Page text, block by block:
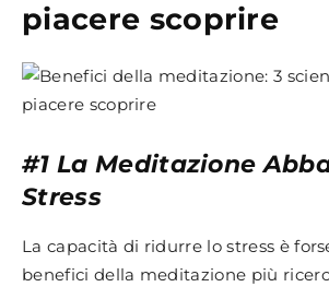
piacere scoprire
#1 La Meditazione
Stress
La capacità di ridurre lo stress è
benefici della meditazione più